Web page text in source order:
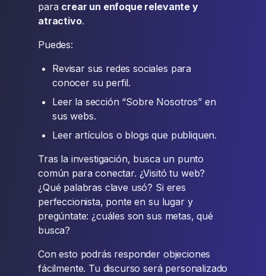
para crear un enfoque relevante y
atractivo.
Puedes:
Revisar sus redes sociales para
conocer su perfil.
Leer la sección “Sobre Nosotros” en
sus webs.
Leer artículos o blogs que publiquen.
Tras la investigación, busca un punto
común para conectar. ¿Visitó tu web?
¿Qué palabras clave usó? Si eres
perfeccionista, ponte en su lugar y
pregúntate: ¿cuáles son sus metas, qué
busca?
Con esto podrás responder objeciones
fácilmente. Tu discurso será personalizado